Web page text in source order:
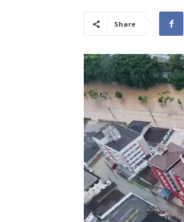
Share